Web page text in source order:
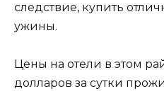
следствие, купить
ужины.
Цены на отели в этом
долларов за сутки